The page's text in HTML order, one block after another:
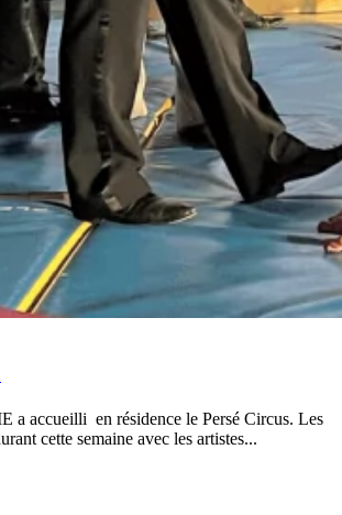
a accueilli en résidence le Persé Circus. Les
cette semaine avec les artistes...